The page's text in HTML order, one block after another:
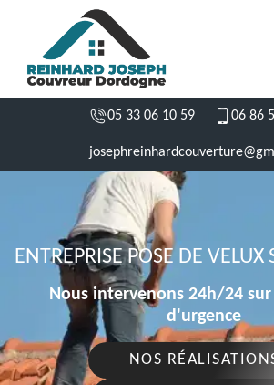
05 33 06 10 59 06 86
ENTREPRISE POSE DE
Nous intervenons 24h/24
d'urgence
NOS